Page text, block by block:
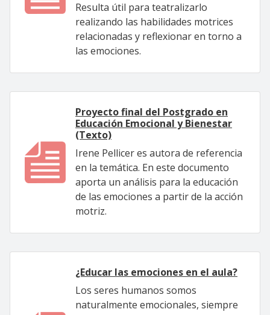
Resulta útil para teatralizarlo
realizando las habilidades motrices
relacionadas y reflexionar en torno a
las emociones.
Proyecto final del Postgrado en
Educación Emocional y Bienestar
(Texto)
Irene Pellicer es autora de referencia
en la temática. En este documento
aporta un análisis para la educación
de las emociones a partir de la acción
motriz.
¿Educar las emociones en el aula?
Los seres humanos somos
naturalmente emocionales, siempre